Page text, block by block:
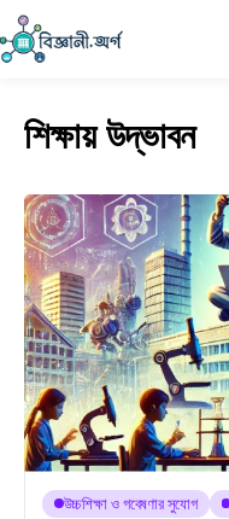
শিক্ষায় উদ্ভাবন
উচ্চশিক্ষা ও গবেষণার সুযোগ